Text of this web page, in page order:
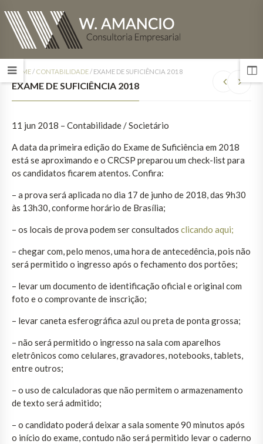
HOME/ CONTABILIDADE/ EXAME DE SUFICIÊNCIA 2018
EXAME DE SUFICIÊNCIA 2018
11 jun 2018 – Contabilidade / Societário
A data da primeira edição do Exame de Suficiência em 2018
está se aproximando e o CRCSP preparou um check-list para
os candidatos ficarem atentos. Confira:
– a prova será aplicada no dia 17 de junho de 2018, das 9h30
às 13h30, conforme horário de Brasília;
– os locais de prova podem ser consultados clicando aqui;
– chegar com, pelo menos, uma hora de antecedência, pois não
será permitido o ingresso após o fechamento dos portões;
– levar um documento de identificação oficial e original com
foto e o comprovante de inscrição;
– levar caneta esferográfica azul ou preta de ponta grossa;
– não será permitido o ingresso na sala com aparelhos
eletrônicos como celulares, gravadores, notebooks, tablets,
entre outros;
– o uso de calculadoras que não permitem o armazenamento
de texto será admitido;
– o candidato poderá deixar a sala somente 90 minutos após
o início do exame, contudo não será permitido levar o caderno